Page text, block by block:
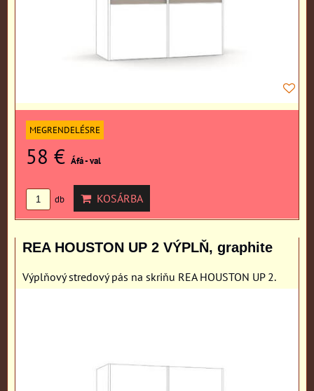
MEGRENDELÉSRE
58 € Áfá - val
db KOSÁRBA
REA HOUSTON UP 2 VÝPLŇ, graphite
Výplňový stredový pás na skriňu REA HOUSTON UP 2.